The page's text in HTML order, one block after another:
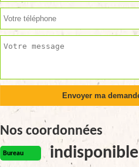
Nos coordonnées
Bureau indisponible